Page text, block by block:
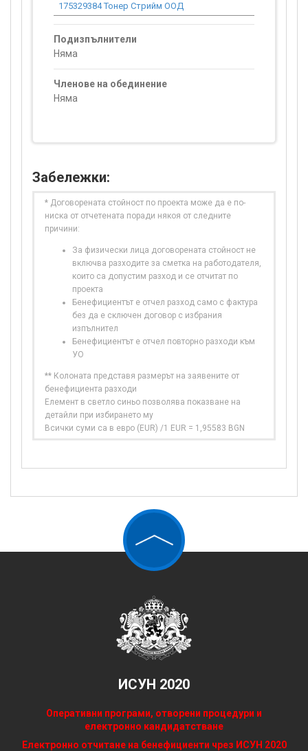
175329384 Тонер Стрийм ООД
Подизпълнители
Няма
Членове на обединение
Няма
Забележки:
* Договорената стойност по проекта може да е по-
ниска от отчетената поради някоя от следните
причини:
За физически лица договорената стойност не
включва разходите за сметка на работодателя,
които са допустим разход и се отчитат по
проекта
Бенефициентът е отчел разход само с фактура
без да е сключен договор с избрания
изпълнител
Бенефициентът е отчел повторно разходи към
УО
** Колоната представя размерът на заявените от
бенефициента разходи
Елемент в светло синьо позволява показване на
детайли при избирането му
Всички суми са в евро (EUR) /1 EUR = 1,95583 BGN
ИСУН 2020
Оперативни програми, отворени процедури и
електронно кандидатстване
Електронно отчитане на бенефициенти чрез ИСУН 2020